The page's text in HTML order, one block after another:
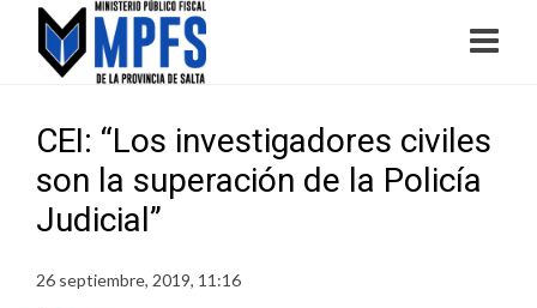
CEI: “Los investigadores civiles
son la superación de la Policía
Judicial”
26 septiembre, 2019, 11:16